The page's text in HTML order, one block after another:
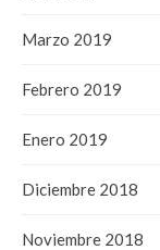
Marzo 2019
Febrero 2019
Enero 2019
Diciembre 2018
Noviembre 2018